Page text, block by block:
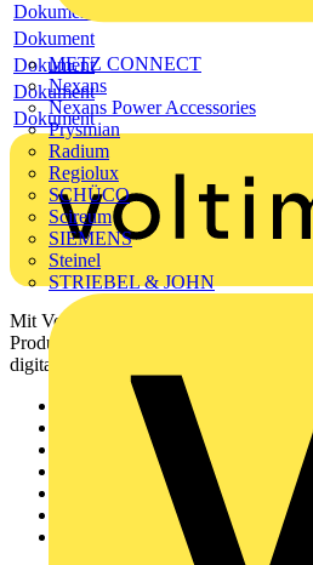
METZ CONNECT
Nexans
Nexans Power Accessories
Prysmian
Radium
Regiolux
SCHÜCO
Scireum
SIEMENS
Steinel
STRIEBEL & JOHN
Dokument
Dokument
Dokument
Dokument
Dokument
Mit Voltimum erhalten
Produktinformationen, Schulungen
digitalen Plattform und Community.